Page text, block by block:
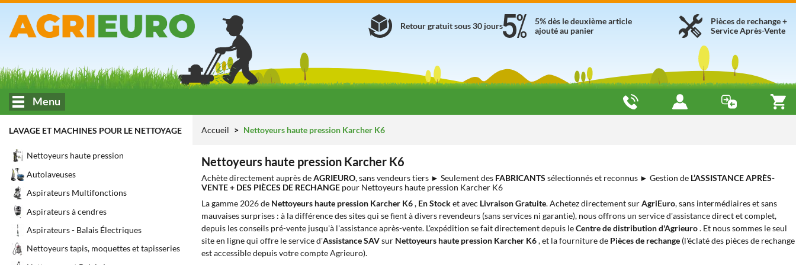
Pièces de rechange +
Service Après-Vente
5% dès le deuxième article
ajouté au panier
Retour gratuit sous 30 jours
Menu
LAVAGE ET MACHINES POUR LE NETTOYAGE
Nettoyeurs haute pression
Autolaveuses
Aspirateurs Multifonctions
Aspirateurs à cendres
Aspirateurs - Balais Électriques
Nettoyeurs tapis, moquettes et tapisseries
Accueil Nettoyeurs haute pression Karcher K6
Nettoyeurs haute pression Karcher K6
Achète directement auprès deAGRIEURO, sans vendeurs tiers ► Seulement des FABRICANTS sélectionnés et reconnus ► Gestion de L’ASSISTANCE APRÈS-
VENTE + DES PIÈCES DE RECHANGE pour Nettoyeurs haute pression Karcher K6
La gamme 2026 de Nettoyeurs haute pression Karcher K6, En Stocket avec Livraison Gratuite. Achetez directement surAgriEuro, sans intermédiaires et sans
mauvaises surprises : à la différence des sites qui se fient à divers revendeurs (sans services ni garantie), nous offrons un service d'assistance direct et complet,
depuis les conseils pré-vente jusqu'à l'assistance après-vente. L'expédition se fait directement depuis leCentre de distribution d'Agrieuro. Et nous sommes le seul
site en ligne qui offre le service d'Assistance SAVsur Nettoyeurs haute pression Karcher K6, et la fourniture de Pièces de rechange (l'éclaté des pièces de rechange
est accessible depuis votre compte Agrieuro).